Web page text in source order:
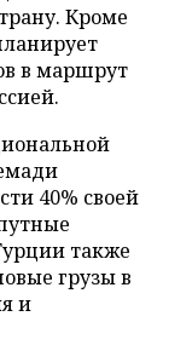
Кроме
в маршрут
40% своей
также
грузы в
и